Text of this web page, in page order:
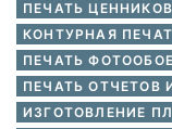
ПЕЧАТЬ ЦЕННИКОВ
КОНТУРНАЯ
ПЕЧАТЬ
ПЕЧАТЬ ОТЧЕТОВ
ИЗГОТОВЛЕНИЕ